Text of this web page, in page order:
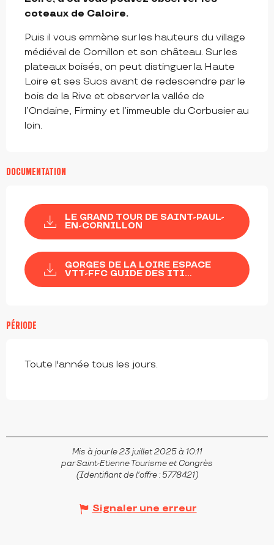
coteaux de Caloire.
Puis il vous emmène sur les hauteurs du village
médiéval de Cornillon et son château. Sur les
plateaux boisés, on peut distinguer la Haute
Loire et ses Sucs avant de redescendre par le
bois de la Rive et observer la vallée de
l’Ondaine, Firminy et l’immeuble du Corbusier au
loin.
DOCUMENTATION
LE GRAND TOUR DE SAINT-PAUL-
EN-CORNILLON
GORGES DE LA LOIRE ESPACE
VTT-FFC GUIDE DES ITI...
PÉRIODE
Toute l'année tous les jours.
Mis à jour le 23 juillet 2025 à 10:11
par Saint-Etienne Tourisme et Congrès
(Identifiant de l'offre : 5778421)
Signaler une erreur